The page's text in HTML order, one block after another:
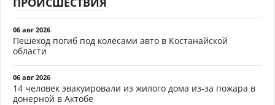
06 авг 2026
Пешеход погиб под колёсами авто в Костанайской
области
06 авг 2026
14 человек эвакуировали из жилого дома из-за пожара в
донерной в Актобе